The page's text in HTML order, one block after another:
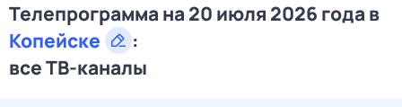
Телепрограмма на 20 июля 2026 года в
Копейске
:
все ТВ-каналы